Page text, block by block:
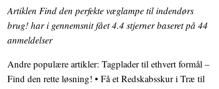
Artiklen Find den perfekte væglampe til indendørs
brug! har i gennemsnit fået4.4 stjerner baseret på 44
anmeldelser
Andre populære artikler: Tagplader til ethvert formål –
Find den rette løsning! • Få et Redskabsskur i Træ til